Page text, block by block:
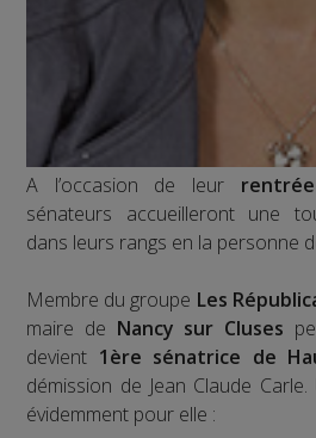
A l’occasion de leur
sénateurs accueilleront une
dans leurs rangs en la personne
Membre du groupe Les
maire de Nancy sur Cluses
devient 1ère sénatrice de
démission de Jean Claude
évidemment pour elle :